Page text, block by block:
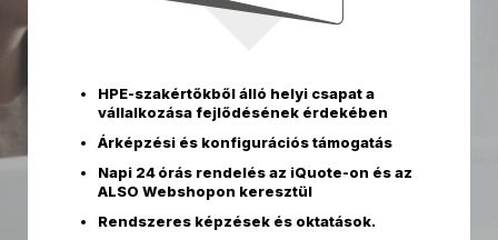
HPE-szakértőkből álló helyi csapat a
vállalkozása fejlődésének érdekében
Árképzési és konfigurációs támogatás
Napi 24 órás rendelés az iQuote-on és az
ALSO Webshopon keresztül
Rendszeres képzések és oktatások.